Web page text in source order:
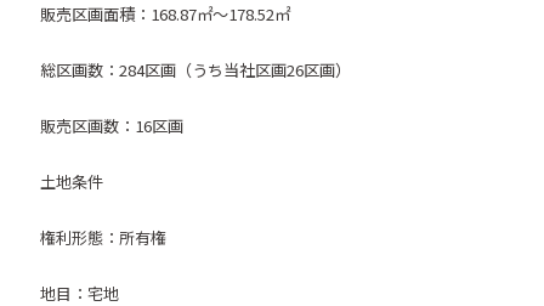
販売区画面積：168.87㎡～178.52㎡
総区画数：284区画（うち当社区画26区画）
販売区画数：16区画
土地条件
権利形態：所有権
地目：宅地